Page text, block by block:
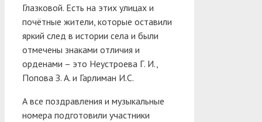
Глазковой. Есть на этих улицах и
почётные жители, которые оставили
яркий след в истории села и были
отмечены знаками отличия и
орденами – это Неустроева Г. И.,
Попова З. А. и Гарлиман И.С.
А все поздравления и музыкальные
номера подготовили участники